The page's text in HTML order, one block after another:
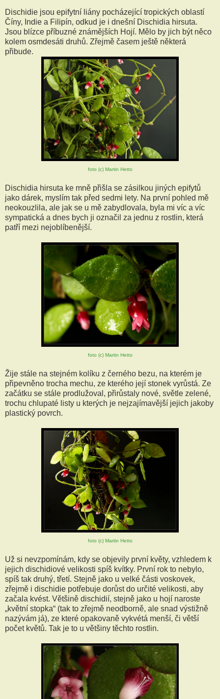
Dischidie jsou epifytní liány pocházející tropických oblastí
Číny, Indie a Filipín, odkud je i dnešní Dischidia hirsuta.
Jsou blízce příbuzné známějších Hojí. Mělo by jich být něco
kolem osmdesáti druhů. Zřejmě časem ještě některá
přibude.
foto (c) Martin Hetto
Dischidia hirsuta ke mně přišla se zásilkou jiných epifytů
jako dárek, myslím tak před sedmi lety. Na první pohled mě
neokouzlila, ale jak se u mě zabydlovala, byla mi víc a víc
sympatická a dnes bych ji označil za jednu z rostlin, která
patří mezi nejoblíbenější.
foto (c) Martin Hetto
Žije stále na stejném kolíku z černého bezu, na kterém je
připevněno trocha mechu, ze kterého její stonek vyrůstá. Ze
začátku se stále prodlužoval, přirůstaly nové, světle zelené,
trochu chlupaté listy u kterých je nejzajímavější jejich jakoby
plastický povrch.
foto (c) Martin Hetto
Už si nevzpomínám, kdy se objevily první květy, vzhledem k
jejich dischidiové velikosti spíš kvítky. První rok to nebylo,
spíš tak druhý, třetí. Stejně jako u velké části voskovek,
zřejmě i dischidie potřebuje dorůst do určité velikosti, aby
začala kvést. Většině dischidií, stejně jako u hojí naroste
„květní stopka“ (tak to zřejmě neodborně, ale snad výstižně
nazývám já), ze které opakovaně vykvétá menší, či větší
počet květů. Tak je to u většiny těchto rostlin.